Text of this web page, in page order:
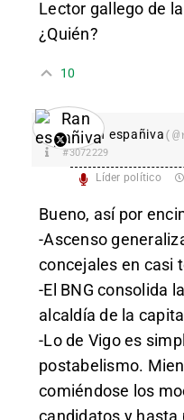
Lector gallego de
¿Quién?
10
Ran españiva
#3072229
Líder político
Bueno, así por
-Ascenso
concejales en casi
-El BNG consolida
alcaldía de la
-Lo de Vigo es
postabelismo.
comiéndose los
candidatos y hasta